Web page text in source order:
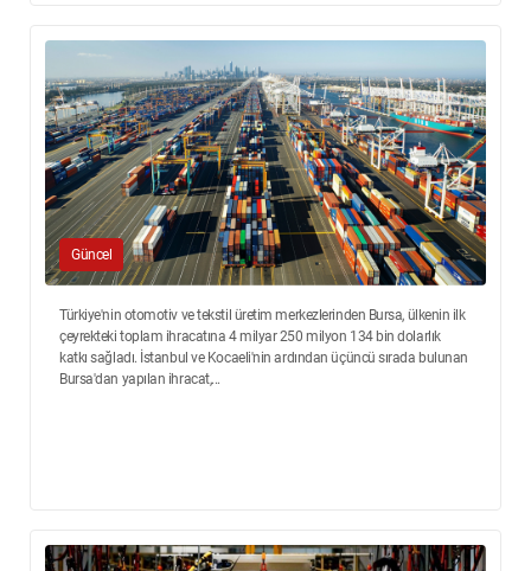
Güncel
Türkiye'nin otomotiv ve tekstil üretim merkezlerinden Bursa, ülkenin ilk
çeyrekteki toplam ihracatına 4 milyar 250 milyon 134 bin dolarlık
katkı sağladı. İstanbul ve Kocaeli'nin ardından üçüncü sırada bulunan
Bursa'dan yapılan ihracat,...